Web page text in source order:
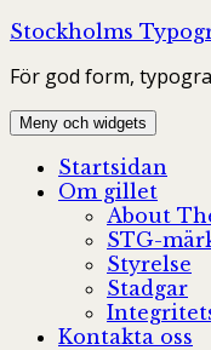
Hoppa
innehåll
Stockholms
För god form,
Meny och widgets
Startsidan
Om gillet
About
STG-
Styrelse
Stadgar
Kontakta oss